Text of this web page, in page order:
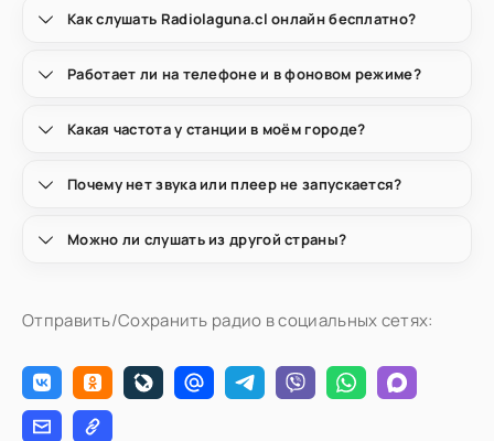
Как слушать Radiolaguna.cl онлайн бесплатно?
Работает ли на телефоне и в фоновом режиме?
Какая частота у станции в моём городе?
Почему нет звука или плеер не запускается?
Можно ли слушать из другой страны?
Отправить/Сохранить радио в социальных сетях: